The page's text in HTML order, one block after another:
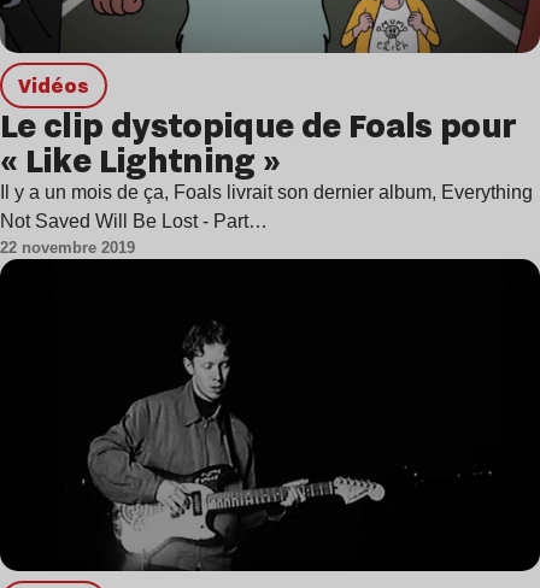
Vidéos
Le clip dystopique de Foals pour
« Like Lightning »
Il y a un mois de ça, Foals livrait son dernier album, Everything
Not Saved Will Be Lost - Part…
22 novembre 2019